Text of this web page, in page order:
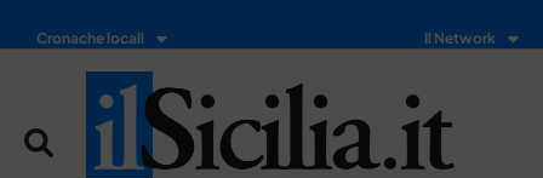
Cronache locali Il Network